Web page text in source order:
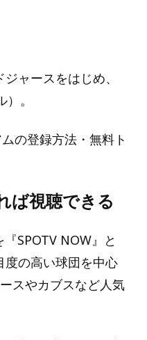
ャースをはじめ、
。
の登録方法・無料ト
ば視聴できる
SPOTV NOW』と
度の高い球団を中心
スやカブスなど人気